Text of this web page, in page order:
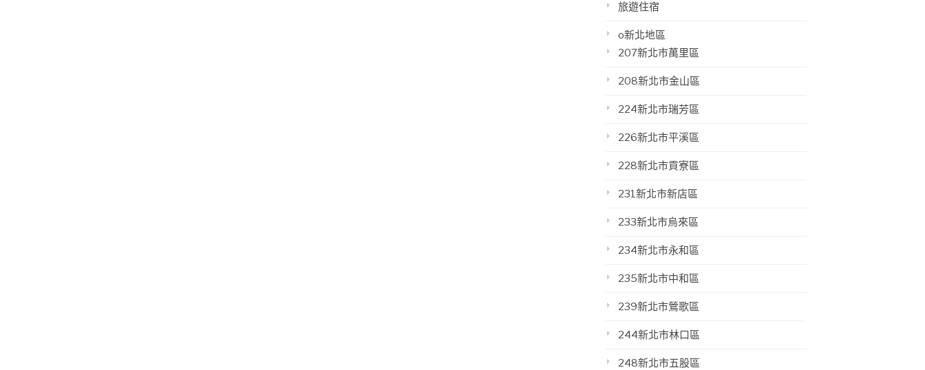
旅遊住宿
o新北地區
207新北市萬里區
208新北市金山區
224新北市瑞芳區
226新北市平溪區
228新北市貢寮區
231新北市新店區
233新北市烏來區
234新北市永和區
235新北市中和區
239新北市鶯歌區
244新北市林口區
248新北市五股區